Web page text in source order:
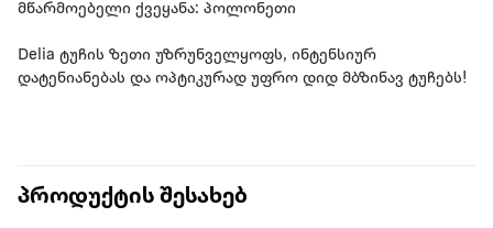
მწარმოებელი ქვეყანა: პოლონეთი
Delia ტუჩის ზეთი უზრუნველყოფს, ინტენსიურ
დატენიანებას და ოპტიკურად უფრო დიდ მბზინავ ტუჩებს!
პროდუქტის შესახებ